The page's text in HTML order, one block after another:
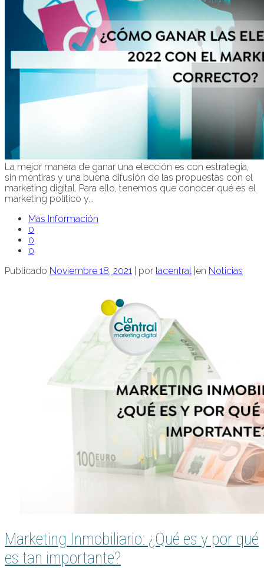
La mejor manera de ganar una elección es con estrategia,
sin mentiras y una buena difusión de las propuestas con el
marketing digital. Para ello, tenemos que conocer qué es el
marketing político y...
Mas Información
0
0
0
Publicado Noviembre 18, 2021 por lacentral en Noticias
Marketing Inmobiliario: ¿Qué es y por qué
es tan importante?